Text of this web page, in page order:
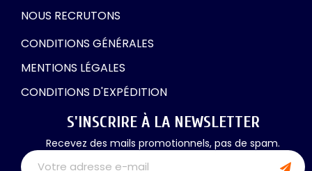
NOUS RECRUTONS
CONDITIONS GÉNÉRALES
MENTIONS LÉGALES
CONDITIONS D'EXPÉDITION
S'INSCRIRE À LA NEWSLETTER
Recevez des mails promotionnels, pas de spam.